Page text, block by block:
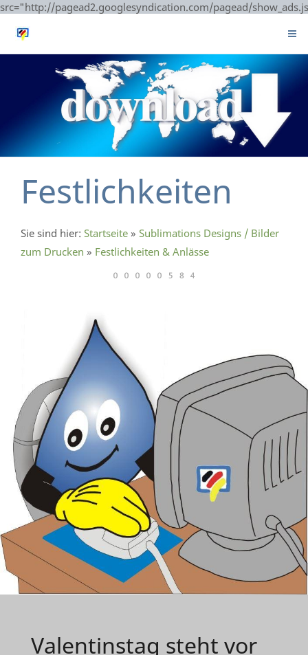
src="http://pagead2.googlesyndication.com/pagead/
Festlichkeiten
Sie sind hier: Startseite » Sublimations Designs / Bilder
zum Drucken » Festlichkeiten & Anlässe
Valentinstag steht vor